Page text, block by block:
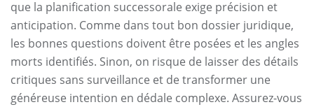
que la planification successorale exige précision et
anticipation. Comme dans tout bon dossier juridique,
les bonnes questions doivent être posées et les angles
morts identifiés. Sinon, on risque de laisser des détails
critiques sans surveillance et de transformer une
généreuse intention en dédale complexe. Assurez-vous